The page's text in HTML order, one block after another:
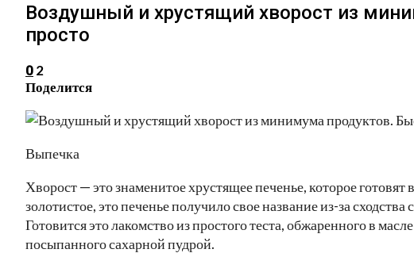
Воздушный и хрустящий хворост из
просто
0 2
Поделится
Выпечка
Хворост — это знаменитое хрустящее печенье, которое готовят
золотистое, это печенье получило свое название из-за
Готовится это лакомство из простого теста, обжаренного в
посыпанного сахарной пудрой.